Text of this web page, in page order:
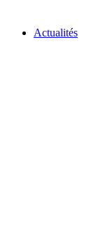
Actualités